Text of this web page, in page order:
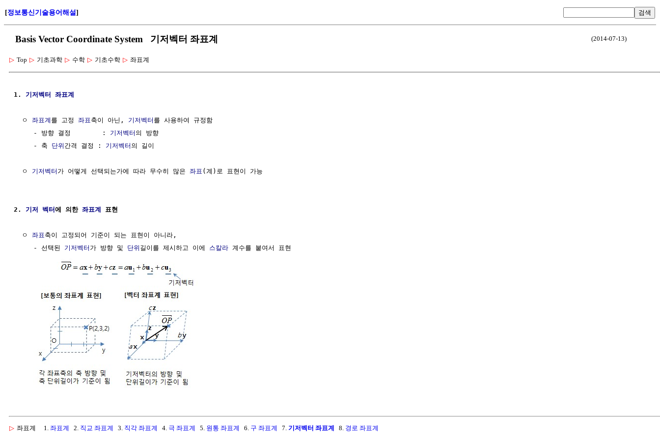
[정보통신기술용어해설] 검색
Basis Vector Coordinate System 기저벡터 좌표계 (2014-07-13)
▷ Top ▷ 기초과학 ▷ 수학 ▷ 기초수학 ▷ 좌표계
1. 기저벡터 좌표계
  ㅇ
좌표계 를 고정 좌표축이 아닌, 기저벡터 를 사용하여 규정함
     - 방향 결정        :
기저벡터 의 방향
     - 축
단위 간격 결정 : 기저벡터 의 길이
  ㅇ
기저벡터 가 어떻게 선택되는가에 따라 무수히 많은 좌표 (계)로 표현이 가능
2. 기저 벡터에 의한 좌표계 표현
  ㅇ
좌표축이 고정되어 기준이 되는 표현이 아니라,
     - 선택된
기저벡터 가 방향 및 단위 길이를 제시하고 이에 스칼라 계수를 붙여서 표현
▷ 좌표계 1. 좌표계 2. 직교 좌표계 3. 직각 좌표계 4. 극 좌표계 5. 원통 좌표계 6. 구 좌표계 7. 기저벡터 좌표계 8. 경로 좌표계